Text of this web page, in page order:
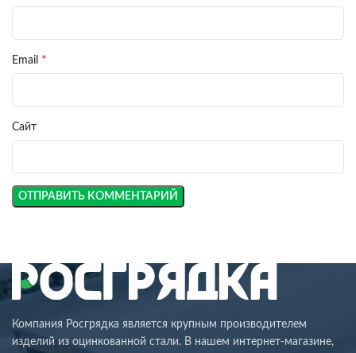
Email *
Сайт
Компания Росгрядка является крупным производителем
изделий из оцинкованной стали. В нашем интернет-магазине,